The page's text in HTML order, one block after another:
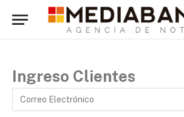
Ingreso Clientes